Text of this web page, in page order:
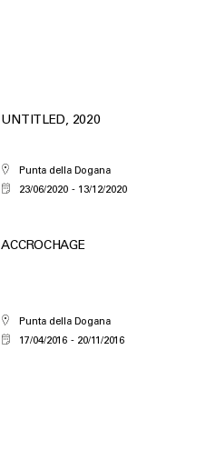
UNTITLED, 2020
Punta della Dogana
23/06/2020
13/12/2020
ACCROCHAGE
Punta della Dogana
17/04/2016
20/11/2016